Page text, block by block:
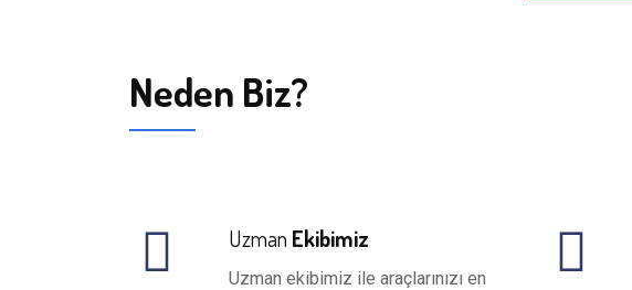
Neden Biz?
Uzman Ekibimiz
Uzman ekibimiz ile araçlarınızı en